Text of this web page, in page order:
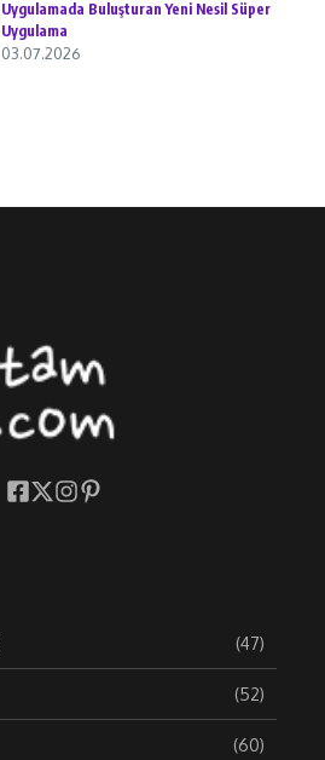
Uygulamada Buluşturan Yeni Nesil Süper
Uygulama
03.07.2026
(47)
(52)
(60)